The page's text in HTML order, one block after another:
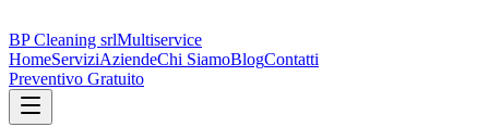
BP Cleaning srlMultiservice
HomeServiziAziendeChi SiamoBlogContatti
Preventivo Gratuito